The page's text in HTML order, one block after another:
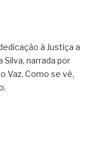
à Justiça a
Silva, narrada por
Vaz. Como se vê,